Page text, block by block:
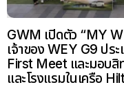
GWM เปิดตัว “MY
เจ้าของ WEY G9 ป
First Meet และมอบสิ
และโรงแรมในเครือ